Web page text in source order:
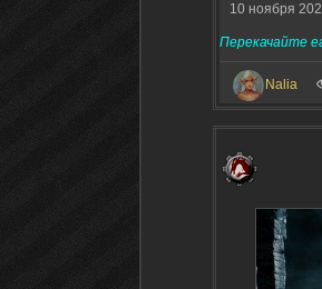
10 ноября
Перекачайте
Nalia